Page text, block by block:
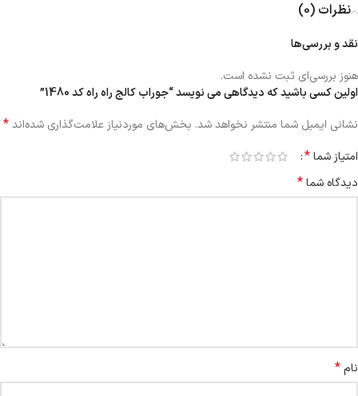
نظرات (0)
نقد و بررسی‌ها
هنوز بررسی‌ای ثبت نشده است.
اولین کسی باشید که دیدگاهی می نویسد “جوراب کالج راه راه کد 1480”
نشانی ایمیل شما منتشر نخواهد شد. بخش‌های موردنیاز علامت‌گذاری شده‌اند*
امتیاز شما*
دیدگاه شما*
نام*